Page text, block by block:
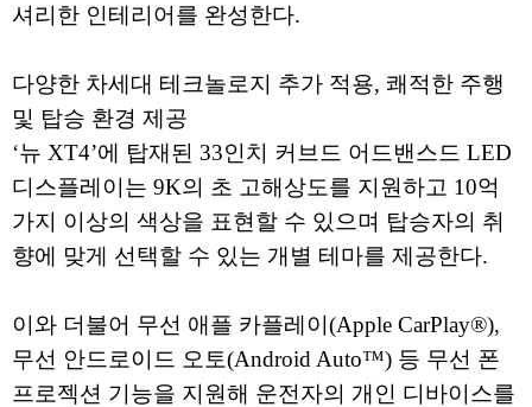
셔리한 인테리어를 완성한다.
다양한 차세대 테크놀로지 추가 적용, 쾌적한 주행
및 탑승 환경 제공
‘뉴 XT4’에 탑재된 33인치 커브드 어드밴스드 LED
디스플레이는 9K의 초 고해상도를 지원하고 10억
가지 이상의 색상을 표현할 수 있으며 탑승자의 취
향에 맞게 선택할 수 있는 개별 테마를 제공한다.
이와 더불어 무선 애플 카플레이(Apple CarPlay®),
무선 안드로이드 오토(Android Auto™) 등 무선 폰
프로젝션 기능을 지원해 운전자의 개인 디바이스를